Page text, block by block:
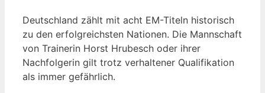
Deutschland zählt mit acht EM-Titeln historisch
zu den erfolgreichsten Nationen. Die Mannschaft
von Trainerin Horst Hrubesch oder ihrer
Nachfolgerin gilt trotz verhaltener Qualifikation
als immer gefährlich.